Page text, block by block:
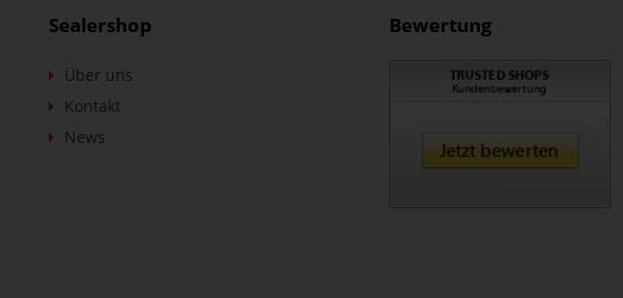
Sealershop
Über uns
Kontakt
News
Bewertung